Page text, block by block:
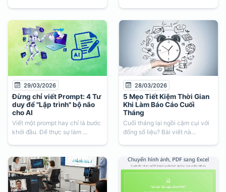
29/03/2026
Đừng chỉ viết Prompt: 4 Tư
duy để "Lập trình" bộ não
cho AI
Viết một prompt hay chỉ là bước
khởi đầu. Để thực sự làm ...
28/03/2026
5 Mẹo Tiết Kiệm Thời Gian
Khi Làm Báo Cáo Cuối
Tháng
Cuối tháng lại ngồi cặm cụi với
đống số liệu? Bài viết nà...